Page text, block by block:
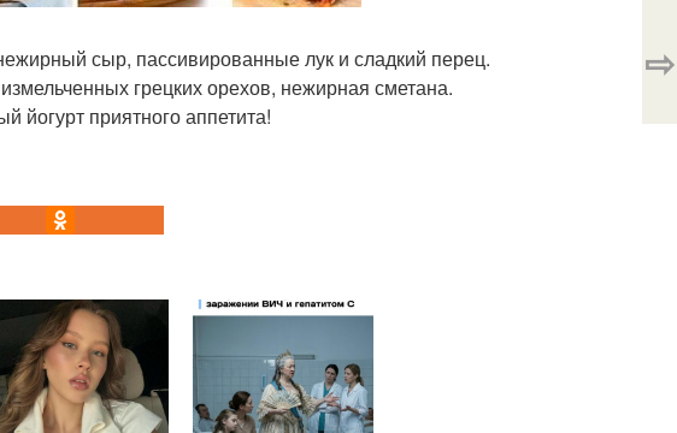
сыр, пассивированные лук и сладкий перец.
грецких орехов, нежирная сметана.
йогурт приятного аппетита!
⇨